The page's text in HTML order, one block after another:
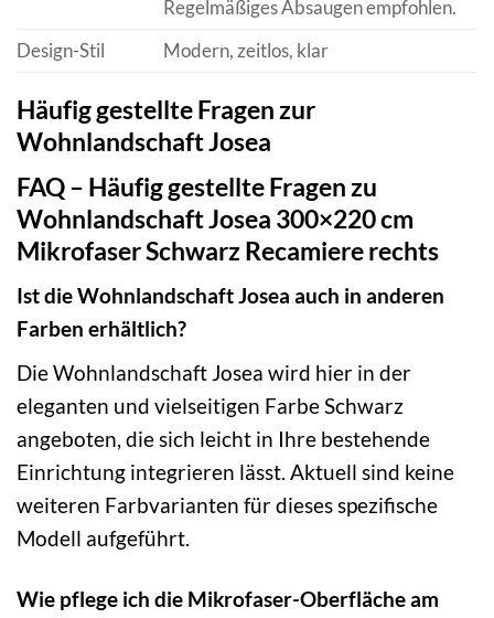
Regelmäßiges Absaugen empfohlen.
Design-Stil
Modern, zeitlos, klar
Häufig gestellte Fragen zur
Wohnlandschaft Josea
FAQ – Häufig gestellte Fragen zu
Wohnlandschaft Josea 300×220 cm
Mikrofaser Schwarz Recamiere rechts
Ist die Wohnlandschaft Josea auch in anderen
Farben erhältlich?
Die Wohnlandschaft Josea wird hier in der
eleganten und vielseitigen Farbe Schwarz
angeboten, die sich leicht in Ihre bestehende
Einrichtung integrieren lässt. Aktuell sind keine
weiteren Farbvarianten für dieses spezifische
Modell aufgeführt.
Wie pflege ich die Mikrofaser-Oberfläche am